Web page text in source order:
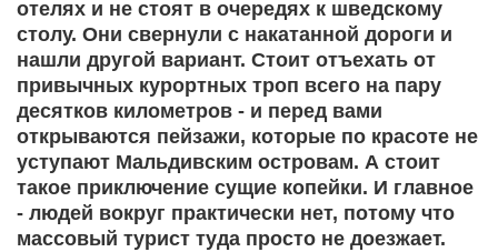
отелях и не стоят в очередях к шведскому
столу. Они свернули с накатанной дороги и
нашли другой вариант. Стоит отъехать от
привычных курортных троп всего на пару
десятков километров - и перед вами
открываются пейзажи, которые по красоте не
уступают Мальдивским островам. А стоит
такое приключение сущие копейки. И главное
- людей вокруг практически нет, потому что
массовый турист туда просто не доезжает.